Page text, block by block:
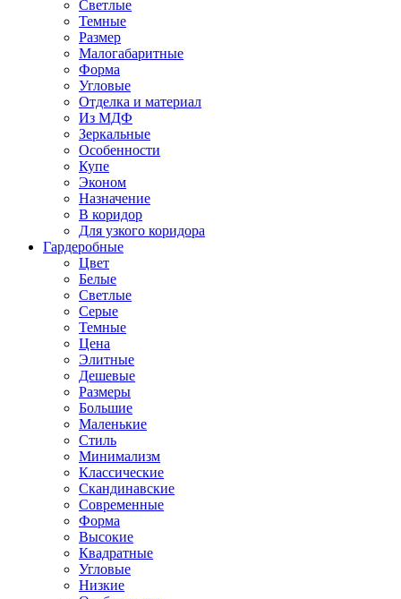
Светлые
Темные
Размер
Малогабаритные
Форма
Угловые
Отделка и материал
Из МДФ
Зеркальные
Особенности
Купе
Эконом
Назначение
В коридор
Для узкого коридора
Гардеробные
Цвет
Белые
Светлые
Серые
Темные
Цена
Элитные
Дешевые
Размеры
Большие
Маленькие
Стиль
Минимализм
Классические
Скандинавские
Современные
Форма
Высокие
Квадратные
Угловые
Низкие